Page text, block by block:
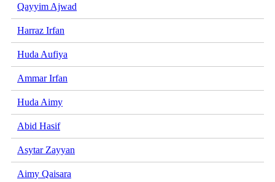
Qayyim Ajwad
Harraz Irfan
Huda Aufiya
Ammar Irfan
Huda Aimy
Abid Hasif
Asytar Zayyan
Aimy Qaisara